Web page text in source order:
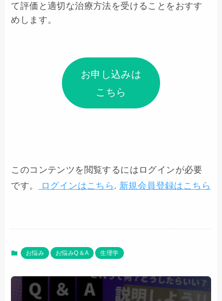
て評価と適切な治療方法を受けることをおすす
めします。
お申し込みは
こちら
このコンテンツを閲覧するにはログインが必要
です。
ログインはこちら . 新規会員登録はこちら
お悩み お悩みQ＆A 生理学